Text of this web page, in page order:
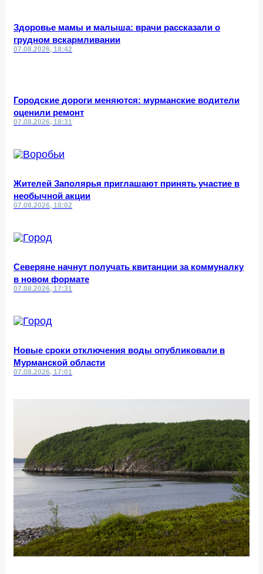
Здоровье мамы и малыша: врачи рассказали о
грудном вскармливании
07.08.2026, 18:42
Городские дороги меняются: мурманские водители
оценили ремонт
07.08.2026, 18:31
Жителей Заполярья приглашают принять участие в
необычной акции
07.08.2026, 18:02
Северяне начнут получать квитанции за коммуналку
в новом формате
07.08.2026, 17:31
Новые сроки отключения воды опубликовали в
Мурманской области
07.08.2026, 17:01